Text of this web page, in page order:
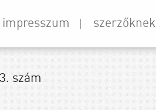
impresszum szerzőknek
szám